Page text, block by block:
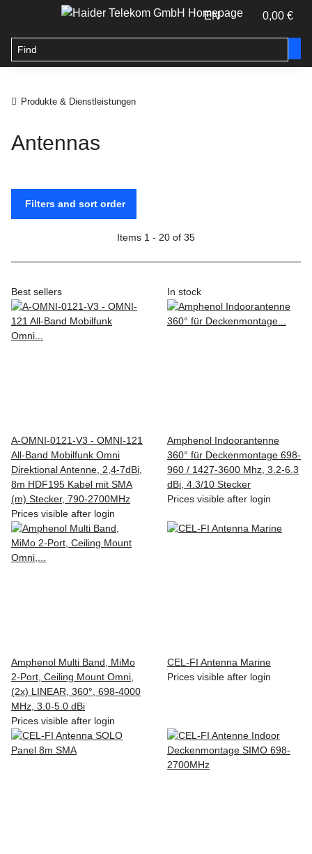
EN 0,00 €
Produkte & Dienstleistungen
Antennas
Filters and sort order
Items 1 - 20 of 35
Best sellers
A-OMNI-0121-V3 - OMNI-121
All-Band Mobilfunk Omni
Direktional Antenne, 2,4-7dBi,
8m HDF195 Kabel mit SMA
(m) Stecker, 790-2700MHz
Prices visible after login
In stock
Amphenol Indoorantenne
360° für Deckenmontage 698-
960 / 1427-3600 Mhz, 3.2-6.3
dBi, 4.3/10 Stecker
Prices visible after login
Amphenol Multi Band, MiMo
2-Port, Ceiling Mount Omni,
(2x) LINEAR, 360°, 698-4000
MHz, 3.0-5.0 dBi
Prices visible after login
CEL-FI Antenna Marine
Prices visible after login